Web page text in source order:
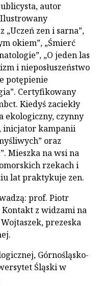
autor
„Uczeń zen i sarna”,
okiem”, „Śmierć
„O jeden las
i nieposłuszeństwo
potępienie
Certyfikowany
Kiedyś zaciekły
ekologiczny, czynny
inicjator kampanii
oraz
Mieszka na wsi na
rzekach i
lat praktykuje zen.
prof. Piotr
Kontakt z widzami na
prezeska
Górnośląsko-
Śląski w